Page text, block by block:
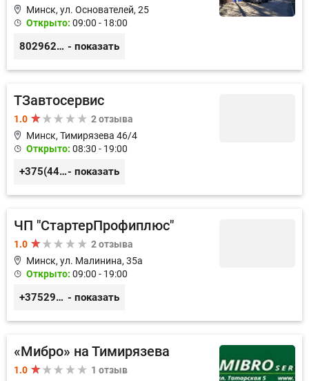
Минск, ул. Основателей, 25
Открыто: 09:00 - 18:00
80296238800 - показать
ТЗавтосервис
1.0
2 отзыва
Минск, Тимирязева 46/4
Открыто: 08:30 - 19:00
+375(44)570-33-00- показать
ЧП "СтартерПрофиплюс"
1.0
2 отзыва
Минск, ул. Малинина, 35а
Открыто: 09:00 - 19:00
+375291023838 - показать
«Мибро» на Тимирязева
1.0
1 отзыв